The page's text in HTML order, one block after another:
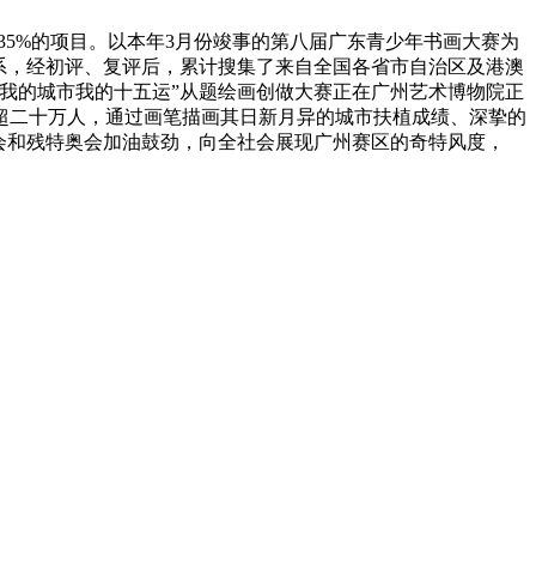
的项目。以本年3月份竣事的第八届广东青少年书画大赛为
经初评、复评后，累计搜集了来自全国各省市自治区及港澳
的城市我的十五运”从题绘画创做大赛正在广州艺术博物院正
十万人，通过画笔描画其日新月异的城市扶植成绩、深挚的
残特奥会加油鼓劲，向全社会展现广州赛区的奇特风度，